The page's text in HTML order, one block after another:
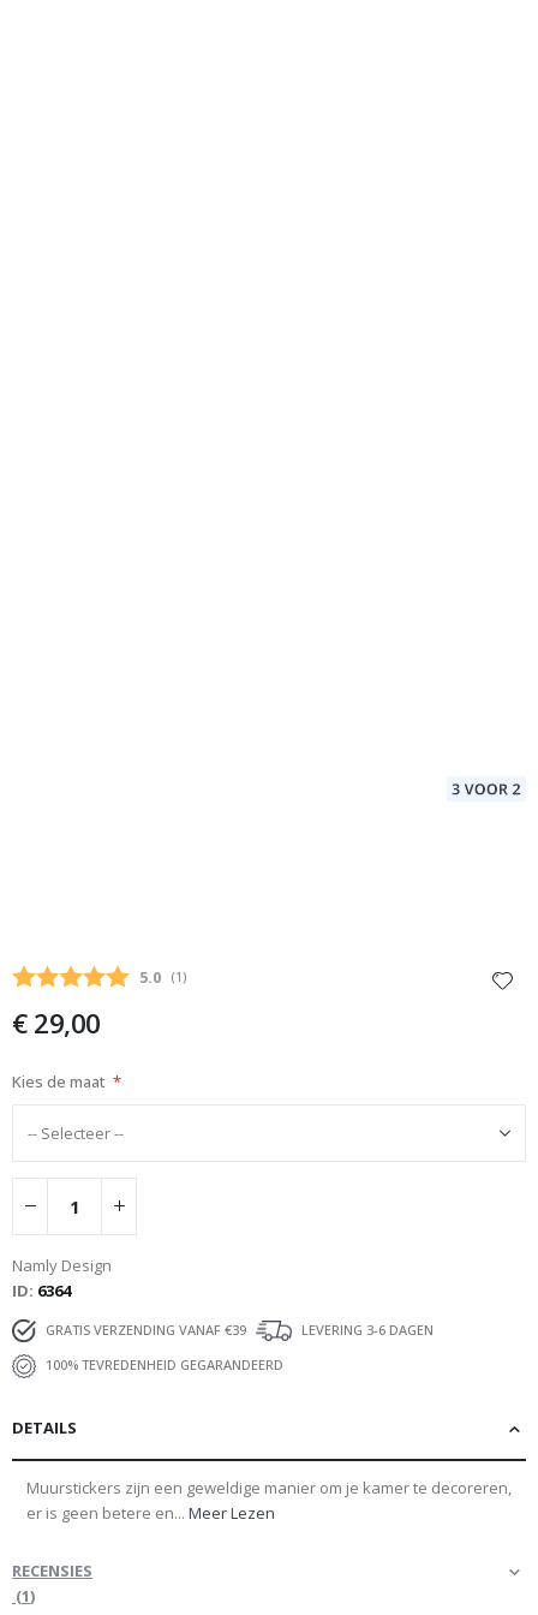
Gemiddelde beoordeling:
5.0 (aantal stemmen:
1 )
€ 29,00
Kies de maat
Namly Design
ID 6364
GRATIS VERZENDING VANAF €39
LEVERING 3-6 DAGEN
100% TEVREDENHEID GEGARANDEERD
DETAILS
Muurstickers zijn een geweldige manier om je kamer te decoreren,
er is geen betere en... Meer Lezen
RECENSIES
(1)